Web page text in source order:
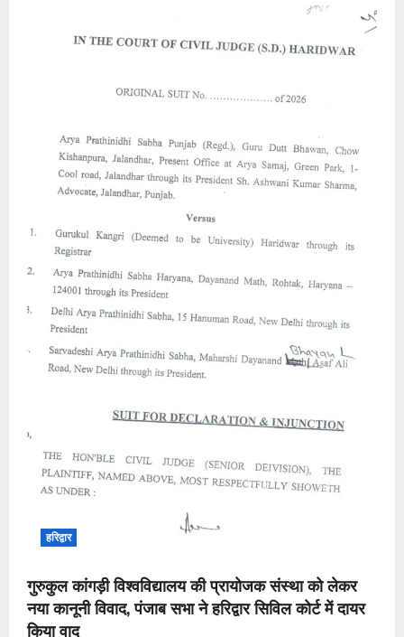
हरिद्वार
गुरुकुल कांगड़ी विश्वविद्यालय की प्रायोजक संस्था को लेकर
नया कानूनी विवाद, पंजाब सभा ने हरिद्वार सिविल कोर्ट में दायर
किया वाद